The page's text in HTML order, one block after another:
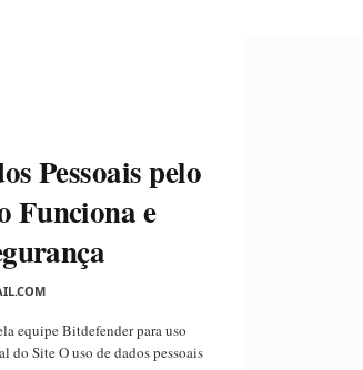
Pessoais pelo
Funciona e
equipe Bitdefender para uso
do Site O uso de dados pessoais